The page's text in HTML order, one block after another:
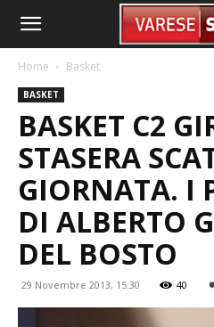
Home Basket
BASKET
BASKET C2
STASERA
GIORNATA. I
DI ALBERTO
DEL BOSTO
29 Novembre 2013, 15:30 40